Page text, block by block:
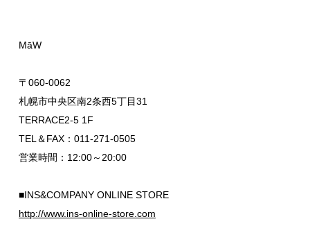
MāW
〒060-0062
札幌市中央区南2条西5丁目31
TERRACE2-5 1F
TEL＆FAX：011-271-0505
営業時間：12:00～20:00
■INS&COMPANY ONLINE STORE
http://www.ins-online-store.com